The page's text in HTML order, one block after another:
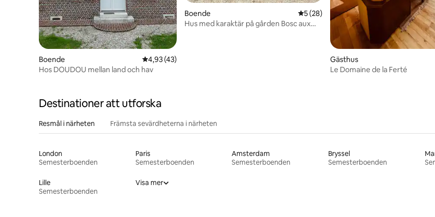
Boende 4,93 av 5 i genomsnittligt betyg, 43 omdömen
4,93 (43)
Hos DOUDOU mellan land och hav
Boende 5 av 5 i genomsnittligt betyg, 28
5 (28)
Hus med karaktär på gården Bosc aux
Gästhus
Le Domaine de la Ferté
Destinationer att utforska
Resmål i närheten Främsta sevärdheterna i närheten
London
Semesterboenden
Paris
Semesterboenden
Amsterdam
Semesterboenden
Bryssel
Semesterboenden
Lille
Semesterboenden
Visa mer